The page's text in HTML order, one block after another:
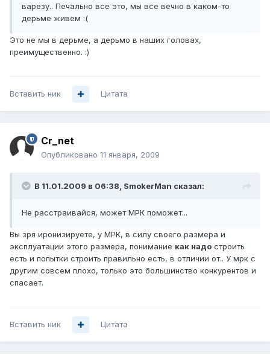
варезу.. Печально все это, мы все вечно в каком-то
дерьме живем :(
Это не мы в дерьме, а дерьмо в наших головах,
преимущественно. :)
Вставить ник Цитата
Cr_net
Опубликовано 11 января, 2009
В 11.01.2009 в 06:38, SmokerMan сказал:
Не расстраивайся, может МРК поможет...
Вы зря иронизируете, у МРК, в силу своего размера и
эксплуатации этого размера, понимание как надо строить
есть и попытки строить правильно есть, в отличии от.. У мрк с
другим совсем плохо, только это большинство конкурентов и
спасает.
Вставить ник Цитата